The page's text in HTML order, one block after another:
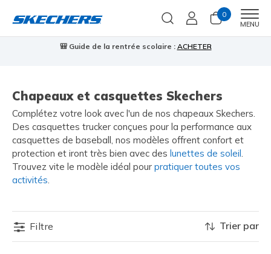
0
MENU
🎒 Guide de la rentrée scolaire : ACHETER
Chapeaux et casquettes Skechers
Complétez votre look avec l'un de nos chapeaux Skechers.
Des casquettes trucker conçues pour la performance aux
casquettes de baseball, nos modèles offrent confort et
protection et iront très bien avec des lunettes de soleil.
Trouvez vite le modèle idéal pour pratiquer toutes vos
activités.
Filtre Trier par